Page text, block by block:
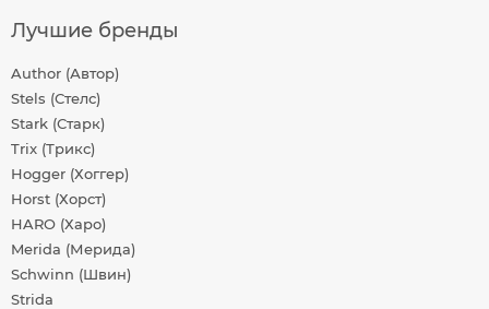
Лучшие бренды
Author (Автор)
Stels (Стелс)
Stark (Старк)
Trix (Трикс)
Hogger (Хоггер)
Horst (Хорст)
HARO (Харо)
Merida (Мерида)
Schwinn (Швин)
Strida